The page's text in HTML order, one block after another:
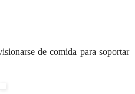
de comida para soportar